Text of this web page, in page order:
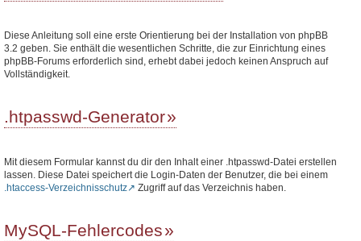
Diese Anleitung soll eine erste Orientierung bei der Installation von phpBB
3.2 geben. Sie enthält die wesentlichen Schritte, die zur Einrichtung eines
phpBB-Forums erforderlich sind, erhebt dabei jedoch keinen Anspruch auf
Vollständigkeit.
.htpasswd-Generator
Mit diesem Formular kannst du dir den Inhalt einer .htpasswd-Datei erstellen
lassen. Diese Datei speichert die Login-Daten der Benutzer, die bei einem
.htaccess-Verzeichnisschutz
Zugriff auf das Verzeichnis haben.
MySQL-Fehlercodes